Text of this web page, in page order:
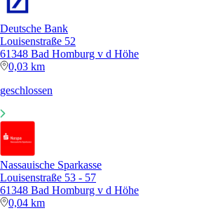
Deutsche Bank
Louisenstraße 52
61348 Bad Homburg v d Höhe
0,03 km
geschlossen
Nassauische Sparkasse
Louisenstraße 53 - 57
61348 Bad Homburg v d Höhe
0,04 km